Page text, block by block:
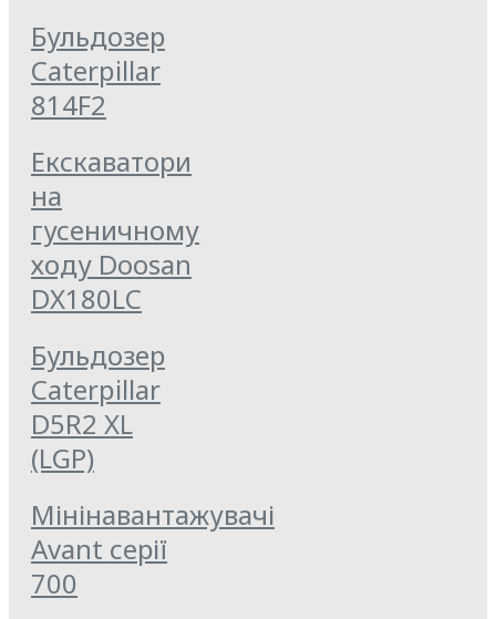
Бульдозер
Caterpillar
814F2
Екскаватори
на
гусеничному
ходу Doosan
DX180LC
Бульдозер
Caterpillar
D5R2 XL
(LGP)
Мінінавантажувачі
Avant серії
700